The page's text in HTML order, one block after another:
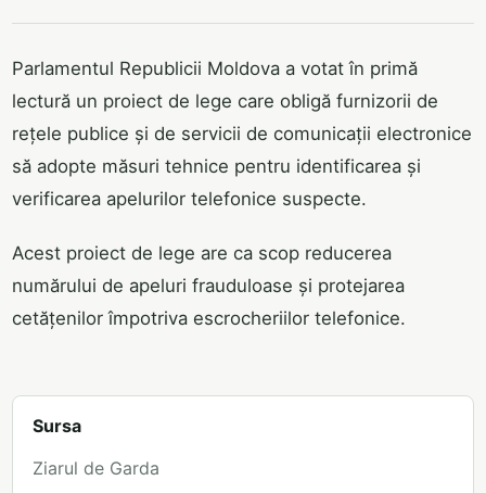
Parlamentul Republicii Moldova a votat în primă
lectură un proiect de lege care obligă furnizorii de
rețele publice și de servicii de comunicații electronice
să adopte măsuri tehnice pentru identificarea și
verificarea apelurilor telefonice suspecte.
Acest proiect de lege are ca scop reducerea
numărului de apeluri frauduloase și protejarea
cetățenilor împotriva escrocheriilor telefonice.
Sursa
Ziarul de Garda